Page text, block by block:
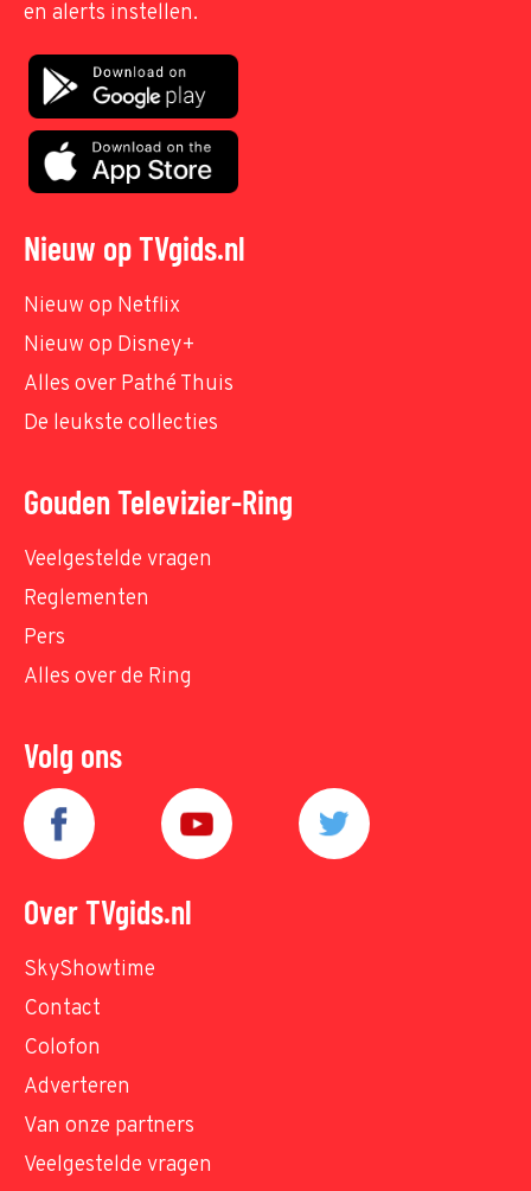
en alerts instellen.
Nieuw op TVgids.nl
Nieuw op Netflix
Nieuw op Disney+
Alles over Pathé Thuis
De leukste collecties
Gouden Televizier-Ring
Veelgestelde vragen
Reglementen
Pers
Alles over de Ring
Volg ons
Over TVgids.nl
SkyShowtime
Contact
Colofon
Adverteren
Van onze partners
Veelgestelde vragen